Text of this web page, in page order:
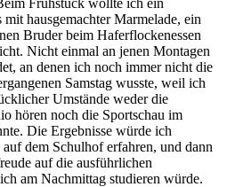
hausgemachter Marmelade, ein
Bruder beim Haferflockenessen
Nicht einmal an jenen Montagen
an denen ich noch immer nicht die
Samstag wusste, weil ich
Umstände weder die
hören noch die Sportschau im
Die Ergebnisse würde ich
auf dem Schulhof erfahren, und dann
auf die ausführlichen
am Nachmittag studieren würde.